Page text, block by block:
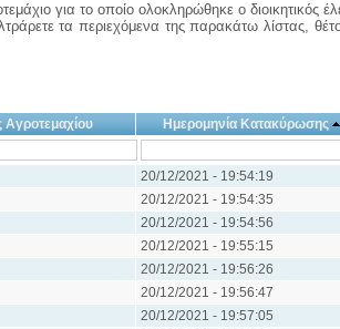
για το οποίο ολοκληρώθηκε ο διοικητικός
τα περιεχόμενα της παρακάτω λίστας,
Αγροτεμαχίου Ημερομηνία Κατακύρωσης
20/12/2021 - 19:54:19
20/12/2021 - 19:54:35
20/12/2021 - 19:54:56
20/12/2021 - 19:55:15
20/12/2021 - 19:56:26
20/12/2021 - 19:56:47
20/12/2021 - 19:57:05